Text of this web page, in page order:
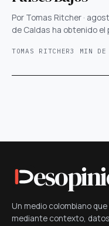
Por Tomas Ritcher ·
de Caldas ha obtenido el
TOMAS RITCHER3 MIN DE
Un medio colombiano
mediante contexto,